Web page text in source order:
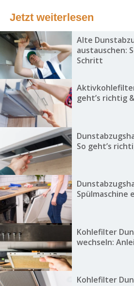
Jetzt weiterlesen
Alte
austauschen:
Schritt
geht’s richtig
So geht’s
Spülmaschine
Kohlefilter
wechseln:
Kohlefilter